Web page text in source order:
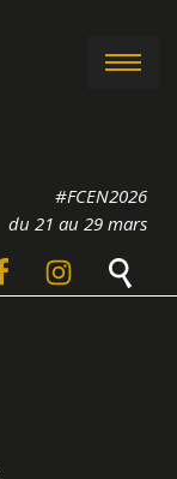
#FCEN2026
du 21 au 29 mars